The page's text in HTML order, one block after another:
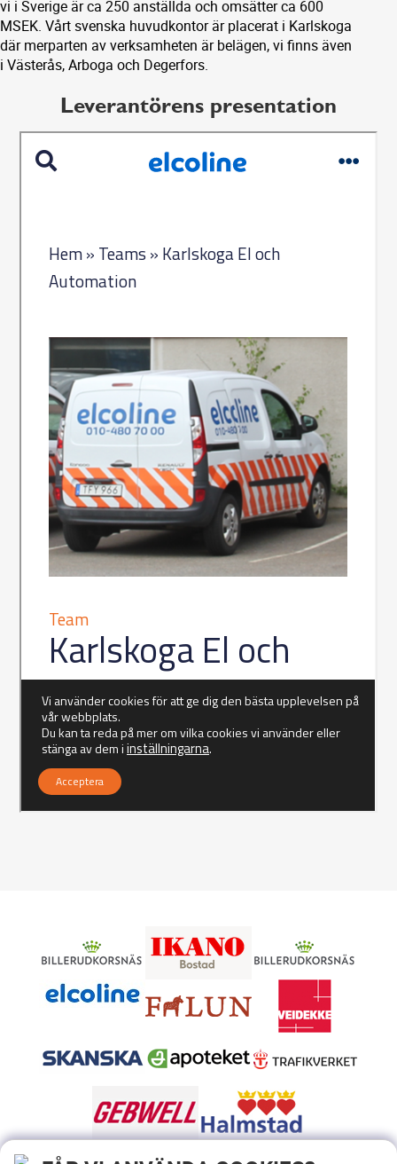
vi i Sverige är ca 250 anställda och omsätter ca 600
MSEK. Vårt svenska huvudkontor är placerat i Karlskoga
där merparten av verksamheten är belägen, vi finns även
i Västerås, Arboga och Degerfors.
Leverantörens presentation